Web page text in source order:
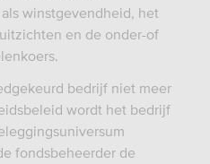
winstgevendheid, het
en de onder-of
bedrijf niet meer
wordt het bedrijf
fondsbeheerder de